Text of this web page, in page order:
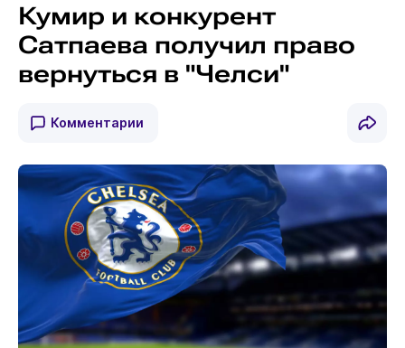
Кумир и конкурент
Сатпаева получил право
вернуться в "Челси"
Комментарии